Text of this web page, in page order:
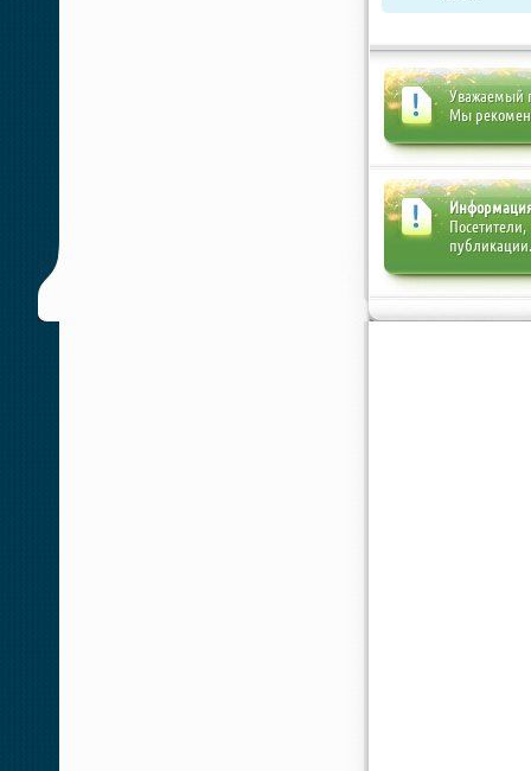
Уважаемый
Мы
публикации.